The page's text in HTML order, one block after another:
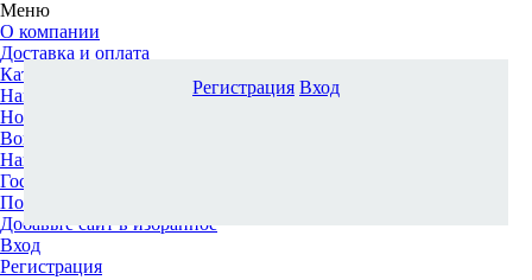
Меню
О компании
Доставка и оплата
Каталог
Наши офисы
Новости и новинки
Вопрос-ответ
Наша команда
Гос. заказчикам
Поставщикам
Добавьте сайт в избранное
Вход
Регистрация
Регистрация Вход